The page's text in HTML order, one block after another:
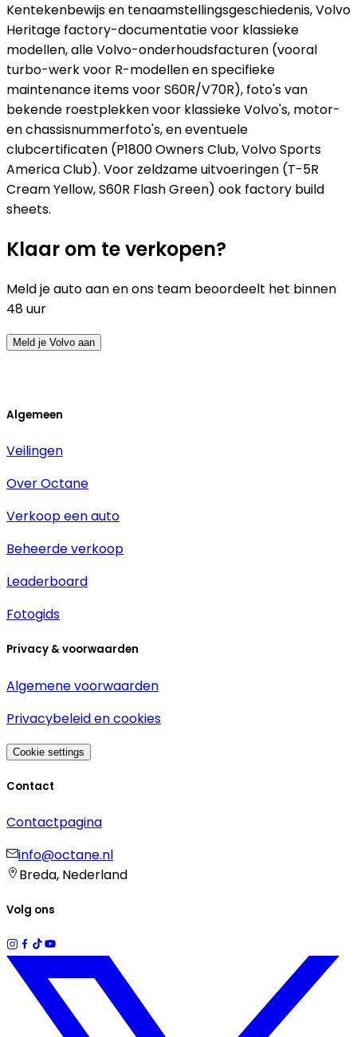
Kentekenbewijs en tenaamstellingsgeschiedenis, Volvo
Heritage factory-documentatie voor klassieke
modellen, alle Volvo-onderhoudsfacturen (vooral
turbo-werk voor R-modellen en specifieke
maintenance items voor S60R/V70R), foto's van
bekende roestplekken voor klassieke Volvo's, motor-
en chassisnummerfoto's, en eventuele
clubcertificaten (P1800 Owners Club, Volvo Sports
America Club). Voor zeldzame uitvoeringen (T-5R
Cream Yellow, S60R Flash Green) ook factory build
sheets.
Klaar om te verkopen?
Meld je auto aan en ons team beoordeelt het binnen
48 uur
Meld je Volvo aan
Algemeen
Veilingen
Over Octane
Verkoop een auto
Beheerde verkoop
Leaderboard
Fotogids
Privacy & voorwaarden
Algemene voorwaarden
Privacybeleid en cookies
Cookie settings
Contact
Contactpagina
info@octane.nl
Breda, Nederland
Volg ons